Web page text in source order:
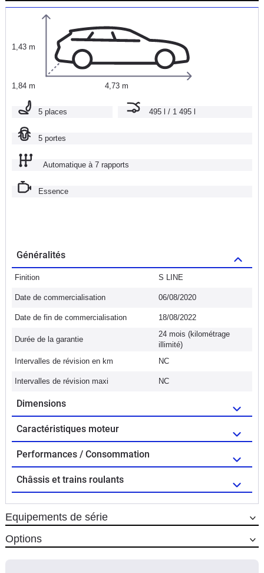
1,43 m
1,84 m 4,73 m
5 places 495 l / 1 495 l
5 portes
Automatique à 7 rapports
Essence
Généralités
Finition S LINE
Date de commercialisation 06/08/2020
Date de fin de commercialisation 18/08/2022
Durée de la garantie
24 mois (kilométrage
illimité)
Intervalles de révision en km
NC
Intervalles de révision maxi NC
Dimensions
Caractéristiques moteur
Performances / Consommation
Châssis et trains roulants
Equipements de série
Options